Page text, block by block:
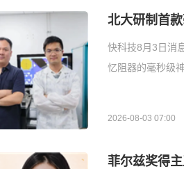
北大研制首
快科技8月3日消
忆阻器的毫秒级
2026-08-03 07:00
菲尔兹奖得